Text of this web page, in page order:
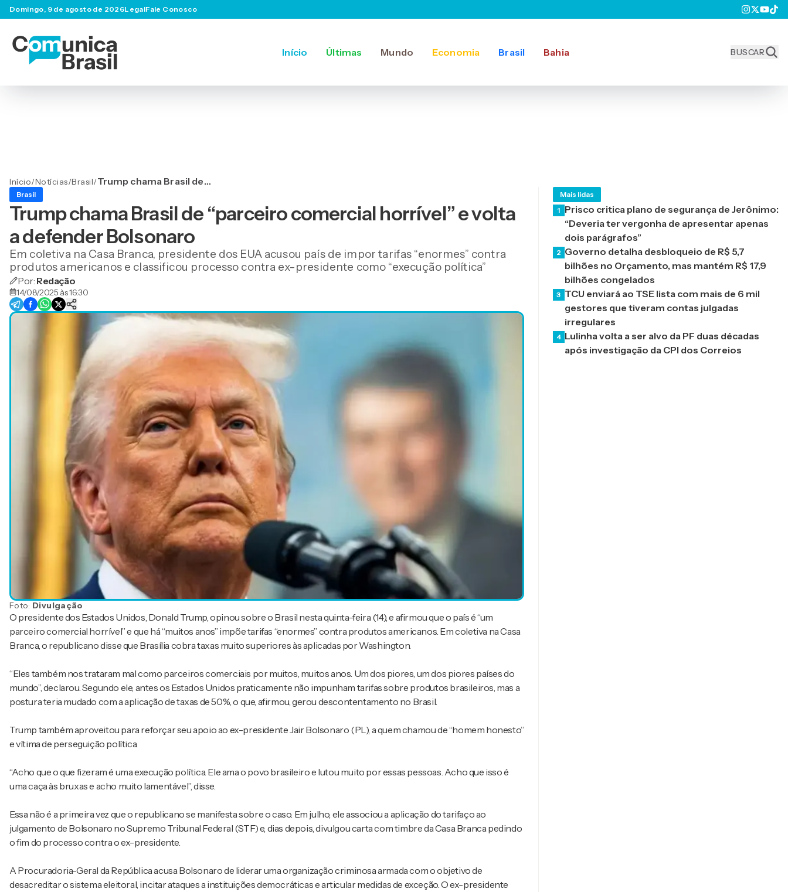
Domingo, 9 de agosto de 2026LegalFale Conosco
Início Últimas Mundo Economia Brasil Bahia BUSCAR
Início/Notícias/Brasil/Trump chama Brasil de
horrível” e volta a defender
Bolsonaro
Brasil
Trump chama Brasil de “parceiro comercial horrível” e volta
a defender Bolsonaro
Em coletiva na Casa Branca, presidente dos EUA acusou país de impor tarifas “enormes” contra
produtos americanos e classificou processo contra ex-presidente como “execução política”
Por: Redação
14/08/2025 às 16:30
Foto: Divulgação
O presidente dos Estados Unidos, Donald Trump, opinou sobre o Brasil nesta quinta-feira (14), e afirmou que o país é “um
parceiro comercial horrível” e que há “muitos anos” impõe tarifas “enormes” contra produtos americanos. Em coletiva na Casa
Branca, o republicano disse que Brasília cobra taxas muito superiores às aplicadas por Washington.
“Eles também nos trataram mal como parceiros comerciais por muitos, muitos anos. Um dos piores, um dos piores países do
mundo”, declarou. Segundo ele, antes os Estados Unidos praticamente não impunham tarifas sobre produtos brasileiros, mas a
postura teria mudado com a aplicação de taxas de 50%, o que, afirmou, gerou descontentamento no Brasil.
Trump também aproveitou para reforçar seu apoio ao ex-presidente Jair Bolsonaro (PL), a quem chamou de “homem honesto”
e vítima de perseguição política.
“Acho que o que fizeram é uma execução política. Ele ama o povo brasileiro e lutou muito por essas pessoas. Acho que isso é
uma caça às bruxas e acho muito lamentável”, disse.
Essa não é a primeira vez que o republicano se manifesta sobre o caso. Em julho, ele associou a aplicação do tarifaço ao
julgamento de Bolsonaro no Supremo Tribunal Federal (STF) e, dias depois, divulgou carta com timbre da Casa Branca pedindo
o fim do processo contra o ex-presidente.
A Procuradoria-Geral da República acusa Bolsonaro de liderar uma organização criminosa armada com o objetivo de
desacreditar o sistema eleitoral, incitar ataques a instituições democráticas e articular medidas de exceção. O ex-presidente
Mais lidas
1 Prisco critica plano de segurança de Jerônimo:
“Deveria ter vergonha de apresentar apenas
dois parágrafos”
2 Governo detalha desbloqueio de R$ 5,7
bilhões no Orçamento, mas mantém R$ 17,9
bilhões congelados
3 TCU enviará ao TSE lista com mais de 6 mil
gestores que tiveram contas julgadas
irregulares
4 Lulinha volta a ser alvo da PF duas décadas
após investigação da CPI dos Correios